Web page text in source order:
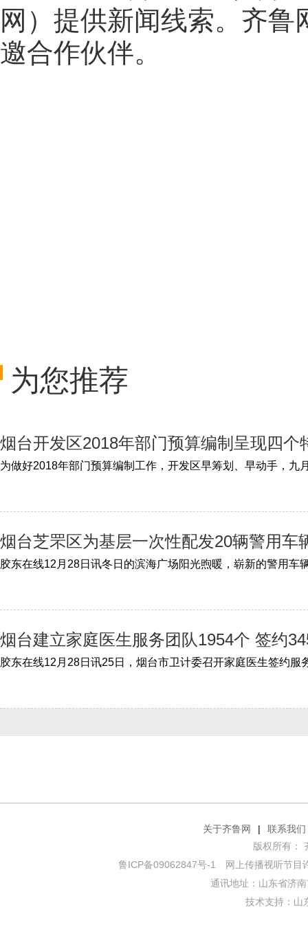
网 ）提供新闻线索。齐鲁
邀合作伙伴。
为您推荐
烟台开发区2018年部门预算编制呈现四个
烟台芝罘区为基层一次性配发20辆警用车
烟台建立家庭医生服务团队1954个 签约
关于齐鲁网 |
联系我们
版权所有：
鲁ICP备09062847号-1
网上传播视听节目
通讯地址：山东省济
技术支持： 山